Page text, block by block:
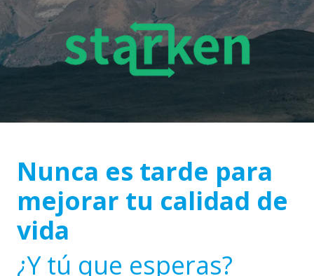
Nunca es tarde para
mejorar tu calidad de
vida
¿Y tú que esperas?